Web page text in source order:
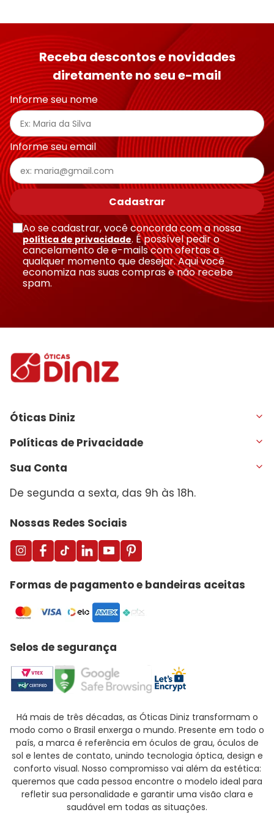
Receba descontos e novidades
diretamente no seu e-mail
Informe seu nome
Informe seu email
Cadastrar
Ao se cadastrar, você concorda com a nossa
política de privacidade. É possível pedir o
cancelamento de e-mails com ofertas a
qualquer momento que desejar. Aqui você
economiza nas suas compras e não recebe
spam.
Óticas Diniz
Políticas de Privacidade
Sua Conta
De segunda a sexta, das 9h às 18h.
Nossas Redes Sociais
Formas de pagamento e bandeiras aceitas
Selos de segurança
Há mais de três décadas, as Óticas Diniz transformam o
modo como o Brasil enxerga o mundo. Presente em todo o
país, a marca é referência em óculos de grau, óculos de
sol e lentes de contato, unindo tecnologia óptica, design e
conforto visual. Nosso compromisso vai além da estética:
queremos que cada pessoa encontre o modelo ideal para
refletir sua personalidade e garantir uma visão clara e
saudável em todas as situações.